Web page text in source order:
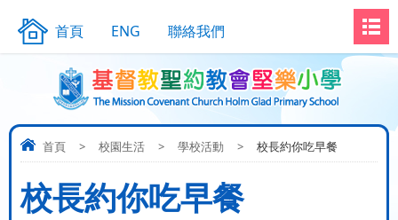
首頁 ENG 聯絡我們
首頁 > 校園生活 > 學校活動 > 校長約你吃早餐
校長約你吃早餐